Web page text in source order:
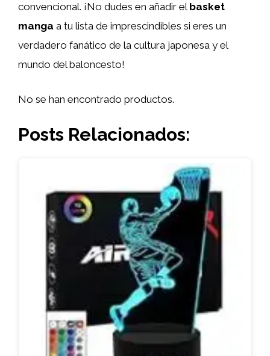
convencional. ¡No dudes en añadir el basket
manga a tu lista de imprescindibles si eres un
verdadero fanático de la cultura japonesa y el
mundo del baloncesto!
No se han encontrado productos.
Posts Relacionados: